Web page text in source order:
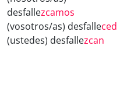
desfallezcamos
(vosotros/as) desfalleced
(ustedes) desfallezcan